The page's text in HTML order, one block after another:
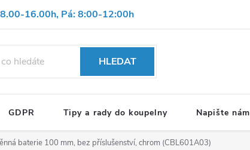
16.00h, Pá: 8:00-12:00h
Reklamační formulář OBCHODNÍ PODMÍNKY
HLEDAT
GDPR Tipy a rady do koupelny Napište nám
baterie 100 mm, bez příslušenství, chrom (CBL601A03)